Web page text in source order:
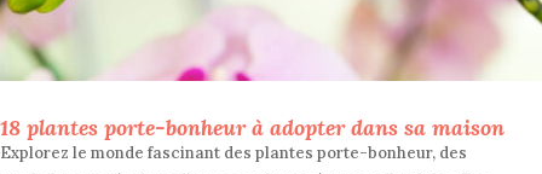
18 plantes porte-bonheur à adopter dans sa maison
Explorez le monde fascinant des plantes porte-bonheur, des